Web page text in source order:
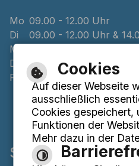
Mo 09.00 - 12.00 Uhr
Di
09.00 - 12.00 Uhr &
Mi
Do
08.00 - 12.00 Uhr &
Fr
09.00 - 12.00 Uhr
Service
Cookies
Auf dieser Webseite
ausschließlich
Cookies gespeichert,
Funktionen der
Mehr dazu in der